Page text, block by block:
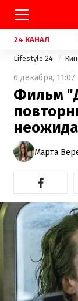
24 КАНАЛ
Lifestyle 24
6 декабря, 11:07
Фильм
Марта